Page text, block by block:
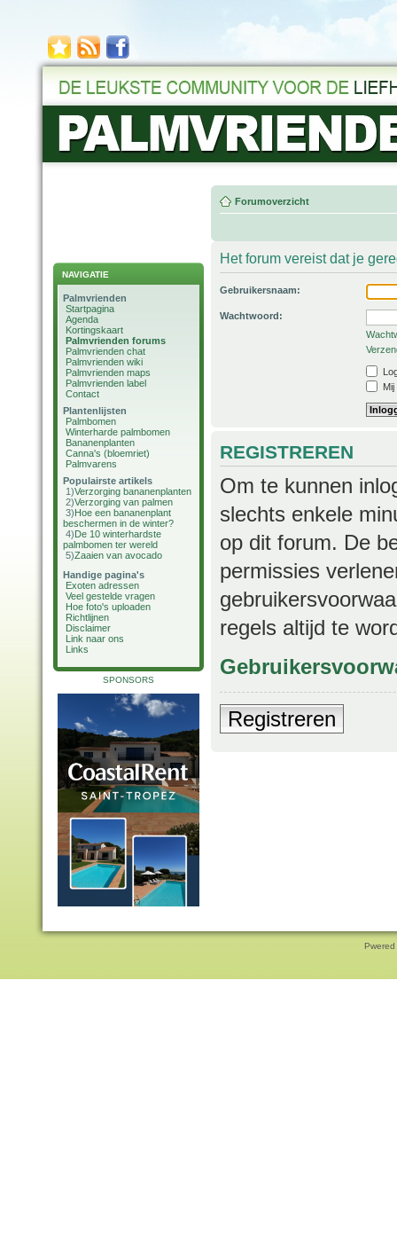
NAVIGATIE
Palmvrienden
Startpagina
Agenda
Kortingskaart
Palmvrienden forums
Palmvrienden chat
Palmvrienden wiki
Palmvrienden maps
Palmvrienden label
Contact
Plantenlijsten
Palmbomen
Winterharde palmbomen
Bananenplanten
Canna's (bloemriet)
Palmvarens
Populairste artikels
1)Verzorging bananenplanten
2)Verzorging van palmen
3)Hoe een bananenplant
beschermen in de winter?
4)De 10 winterhardste
palmbomen ter wereld
5)Zaaien van avocado
Handige pagina's
Exoten adressen
Veel gestelde vragen
Hoe foto's uploaden
Richtlijnen
Disclaimer
Link naar ons
Links
SPONSORS
Forumoverzicht
Het forum vereist dat je
Gebruikersnaam:
Wachtwoord:
REGISTREREN
Om te kunnen
slechts enkele
op dit forum. De
permissies
regels altijd te
Registreren